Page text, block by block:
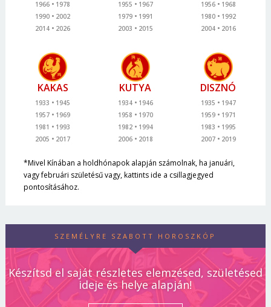
1966
1978
1990
2002
2014
2026
1955
1967
1979
1991
2003
2015
1956
1968
1980
1992
2004
2016
KAKAS
1933
1945
1957
1969
1981
1993
2005
2017
KUTYA
1934
1946
1958
1970
1982
1994
2006
2018
DISZNÓ
1935
1947
1959
1971
1983
1995
2007
2019
*Mivel Kínában a holdhónapok alapján számolnak, ha januári,
vagy februári születésű vagy, kattints ide a csillagjegyed
pontosításához.
SZEMÉLYRE SZABOTT HOROSZKÓP
Készítsd el saját részletes elemzésed, születésed
ideje és helye alapján!